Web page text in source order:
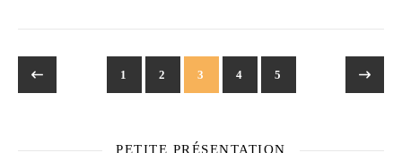
1 2 3 4 5
PETITE PRÉSENTATION